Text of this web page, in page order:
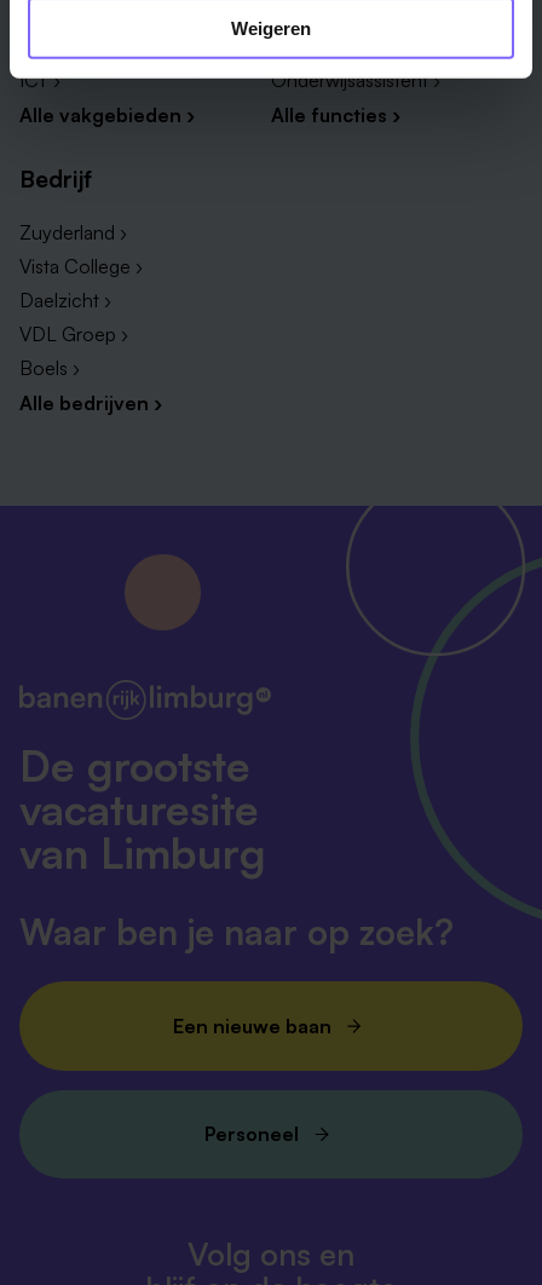
Weigeren
ICT ›
Alle vakgebieden ›
Onderwijsassistent ›
Alle functies ›
Bedrijf
Zuyderland ›
Vista College ›
Daelzicht ›
VDL Groep ›
Boels ›
Alle bedrijven ›
De grootste
vacaturesite
van Limburg
Waar ben je naar op zoek?
Een nieuwe baan
Personeel
Volg ons en